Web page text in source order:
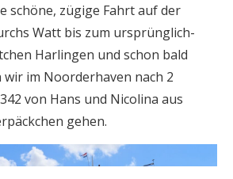
schöne, zügige Fahrt auf der
Watt bis zum ursprünglich-
Harlingen und schon bald
im Noorderhaven nach 2
von Hans und Nicolina aus
gehen.